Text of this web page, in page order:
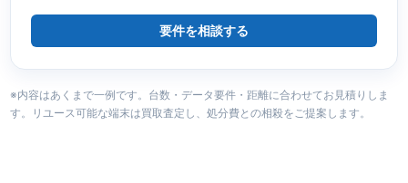
要件を相談する
※内容はあくまで一例です。台数・データ要件・距離に合わせてお見積りしま
す。リユース可能な端末は買取査定し、処分費との相殺をご提案します。